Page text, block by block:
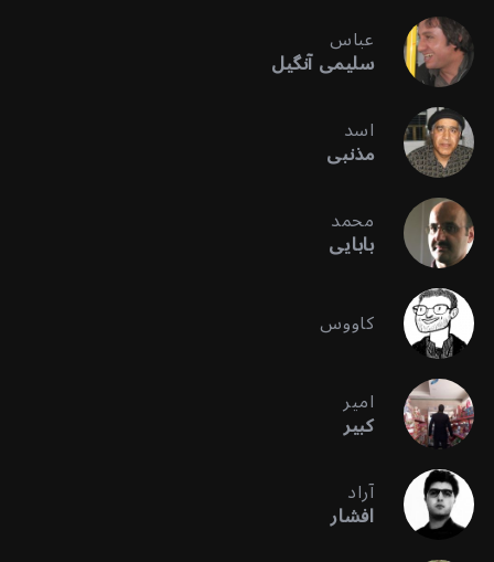
عباس
سلیمی آنگیل
اسد
مذنبی
محمد
بابایی
کاووس
امیر
کبیر
آراد
افشار